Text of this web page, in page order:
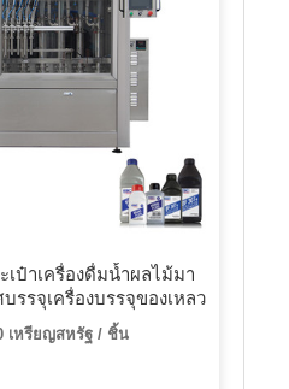
ป๋าเครื่องดื่มน้ำผลไม้มา
รรจุเครื่องบรรจุของเหลว
เหรียญสหรัฐ / ชิ้น